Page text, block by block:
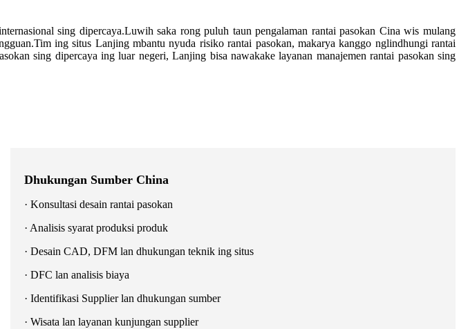
sing dipercaya.Luwih saka rong puluh taun pengalaman rantai pasokan Cina wis mulang
ing situs Lanjing mbantu nyuda risiko rantai pasokan, makarya kanggo nglindhungi rantai
sing dipercaya ing luar negeri, Lanjing bisa nawakake layanan manajemen rantai pasokan sing
Dhukungan Sumber China
· Konsultasi desain rantai pasokan
· Analisis syarat produksi produk
· Desain CAD, DFM lan dhukungan teknik ing situs
· DFC lan analisis biaya
· Identifikasi Supplier lan dhukungan sumber
· Wisata lan layanan kunjungan supplier